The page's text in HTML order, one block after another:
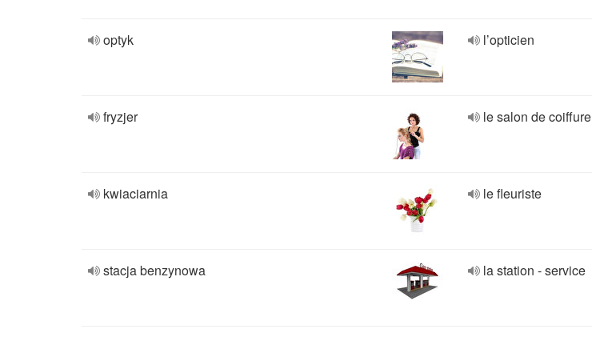
optyk l’opticien
fryzjer le salon de coiffure
kwiaciarnia le fleuriste
stacja benzynowa la station - service